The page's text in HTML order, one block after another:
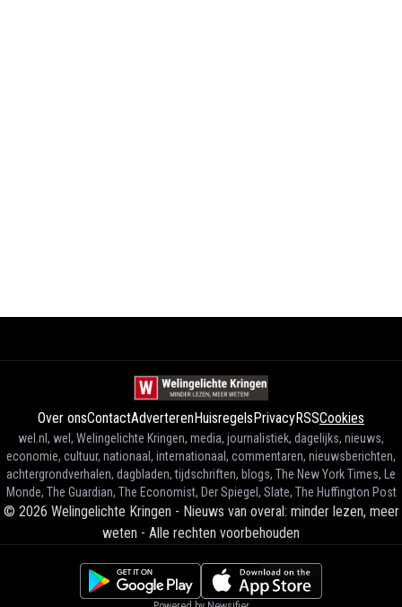
Over onsContactAdverterenHuisregelsPrivacyRSSCookies
wel.nl, wel, Welingelichte Kringen, media, journalistiek, dagelijks, nieuws,
economie, cultuur, nationaal, internationaal, commentaren, nieuwsberichten,
achtergrondverhalen, dagbladen, tijdschriften, blogs, The New York Times, Le
Monde, The Guardian, The Economist, Der Spiegel, Slate, The Huffington Post
© 2026 Welingelichte Kringen - Nieuws van overal: minder lezen, meer
weten - Alle rechten voorbehouden